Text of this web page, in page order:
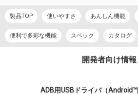
製品TOP 使いやすさ あんしん機能
便利で多彩な機能 スペック カタログ
開発者向け情報
ADB用USBドライバ（Android™